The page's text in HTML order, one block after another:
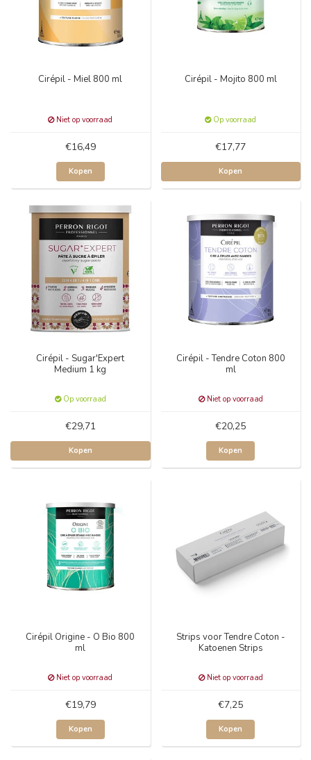
Cirépil - Miel 800 ml
Niet op voorraad
€16,49
Kopen
Cirépil - Mojito 800 ml
Op voorraad
€17,77
Kopen
Cirépil - Sugar'Expert
Medium 1 kg
Op voorraad
€29,71
Kopen
Cirépil - Tendre Coton 800
ml
Niet op voorraad
€20,25
Kopen
Cirépil Origine - O Bio 800
ml
Niet op voorraad
€19,79
Kopen
Strips voor Tendre Coton -
Katoenen Strips
Niet op voorraad
€7,25
Kopen